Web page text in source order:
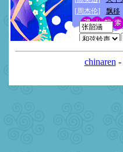
chinaren -